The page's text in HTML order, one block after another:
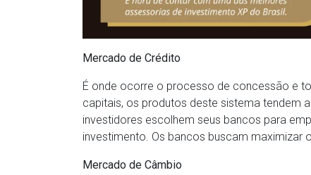
Mercado de Crédito
É onde ocorre o processo de concessão e
capitais, os produtos deste sistema tendem
investidores escolhem seus bancos para
investimento. Os bancos buscam
Mercado de Câmbio